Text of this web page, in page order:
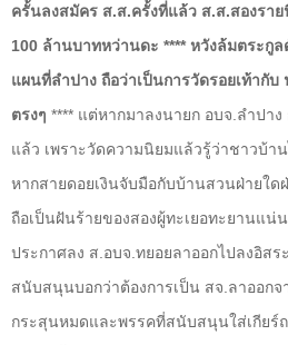
ครั้นลงสมัคร ส.ส.ครั้งที่แล้ว ส.ส.สองรา
100 ล้านบาทหว่านดะ **** หวังล้มตระกูล
แผนที่ลําปาง ถือว่าเป็นการวัดรอยเท้ากั
ตรงๆ **** แต่หากมาลงนายก อบจ.ลำปา
แล้ว เพราะวัดความนิยมแล้วรู้ว่าชาวบ้า
หากสายดอยเงินจับมือกับบ้านสวนฝ่ายใ
ถือเป็นฝันร้ายของสองผู้ทะเยอทะยานแน่
ประกาศลง ส.อบจ.ทยอยลาออกไปลงอิสร
สนับสนุนบอกว่าต้องการเป็น สจ.ลาออกจ
กระสุนหมดและพรรคที่สนับสนุนใส่เกียร์